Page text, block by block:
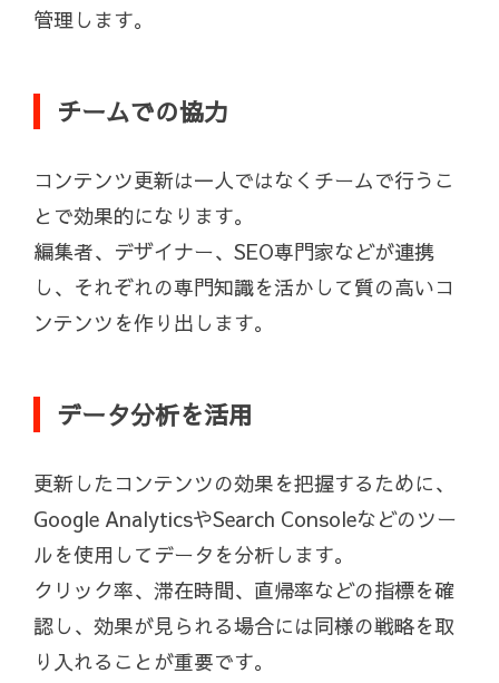
管理します。
チームでの協力
コンテンツ更新は一人ではなくチームで行うこ
とで効果的になります。
編集者、デザイナー、SEO専門家などが連携
し、それぞれの専門知識を活かして質の高いコ
ンテンツを作り出します。
データ分析を活用
更新したコンテンツの効果を把握するために、
Google AnalyticsやSearch Consoleなどのツー
ルを使用してデータを分析します。
クリック率、滞在時間、直帰率などの指標を確
認し、効果が見られる場合には同様の戦略を取
り入れることが重要です。